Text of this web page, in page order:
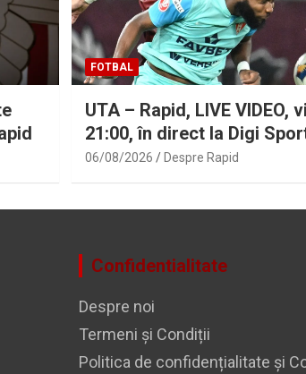
FOTBAL
UTA – Rapid, LIVE VIDEO,
21:00, în direct la Digi
Se anunță un meci ”de foc”
Arad
06/08/2026 Despre Rapid
Confidentialitate
Despre noi
Termeni și Condiții
Politica de confidențialitate și